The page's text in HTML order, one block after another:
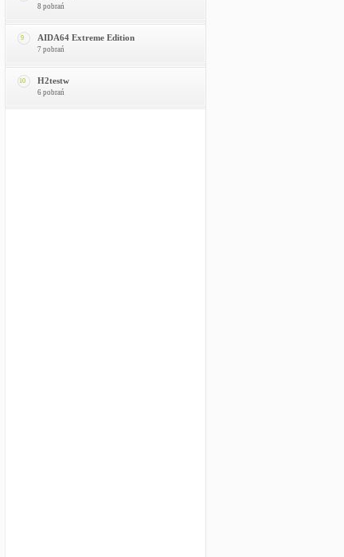
8 pobrań
9 AIDA64 Extreme Edition
7 pobrań
10 H2testw
6 pobrań